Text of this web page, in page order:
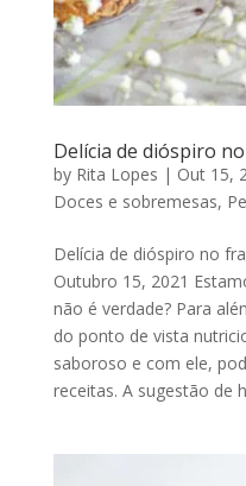
Delícia de dióspiro
by Rita Lopes | Out 15,
Doces e sobremesas,
Delícia de dióspiro no
Outubro 15, 2021
não é verdade? Para
do ponto de vista
saboroso e com ele,
receitas. A sugestão de